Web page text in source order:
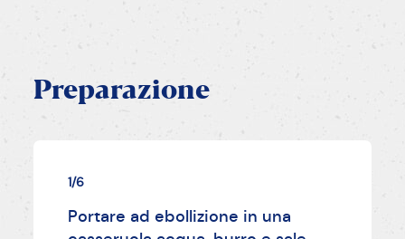
Preparazione
1/6
Portare ad ebollizione in una